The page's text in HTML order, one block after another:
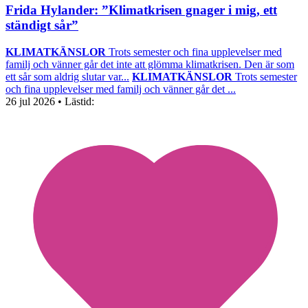
Frida Hylander: ”Klimatkrisen gnager i mig, ett
ständigt sår”
KLIMATKÄNSLOR Trots semester och fina upplevelser med
familj och vänner går det inte att glömma klimatkrisen. Den är som
ett sår som aldrig slutar var... KLIMATKÄNSLOR Trots semester
och fina upplevelser med familj och vänner går det ...
26 jul 2026 • Lästid: